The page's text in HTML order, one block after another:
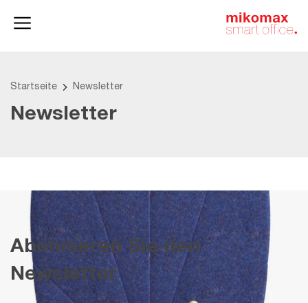
Startseite Newsletter
Newsletter
Abonnieren Sie den
Newsletter